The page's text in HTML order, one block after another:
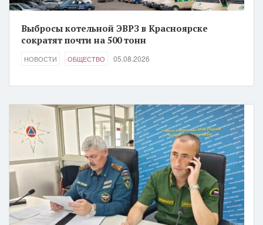
Выбросы котельной ЭВРЗ в Красноярске
сократят почти на 500 тонн
НОВОСТИ ОБЩЕСТВО 05.08.2026